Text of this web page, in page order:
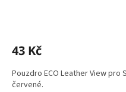
43 Kč
Pouzdro ECO Leather View pro
červené.